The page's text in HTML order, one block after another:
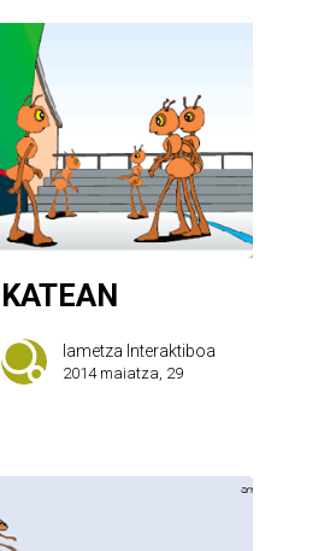
KATEAN
Iametza Interaktiboa
2014 maiatza, 29